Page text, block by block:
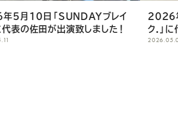
2026年5月10日「SUNDAYブレイ
ク.」に代表の佐田が出演致します！